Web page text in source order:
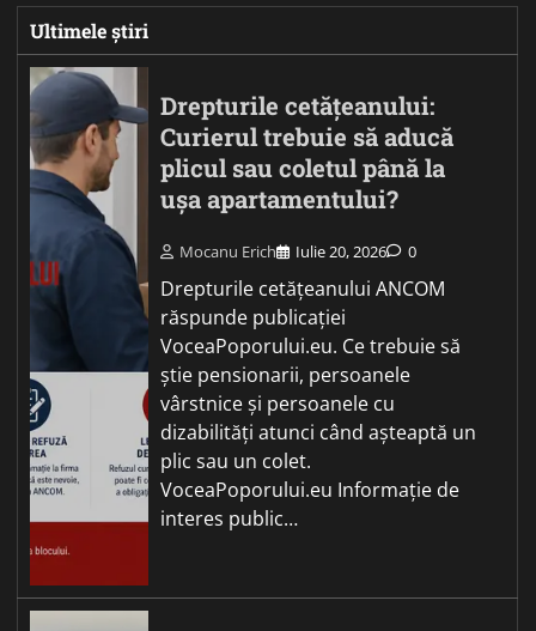
Ultimele știri
Drepturile cetățeanului:
Curierul trebuie să aducă
plicul sau coletul până la
ușa apartamentului?
Mocanu Erich Iulie 20, 2026 0
Drepturile cetățeanului ANCOM
răspunde publicației
VoceaPoporului.eu. Ce trebuie să
știe pensionarii, persoanele
vârstnice și persoanele cu
dizabilități atunci când așteaptă un
plic sau un colet.
VoceaPoporului.eu Informație de
interes public…